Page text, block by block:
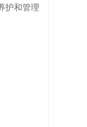
护和管理